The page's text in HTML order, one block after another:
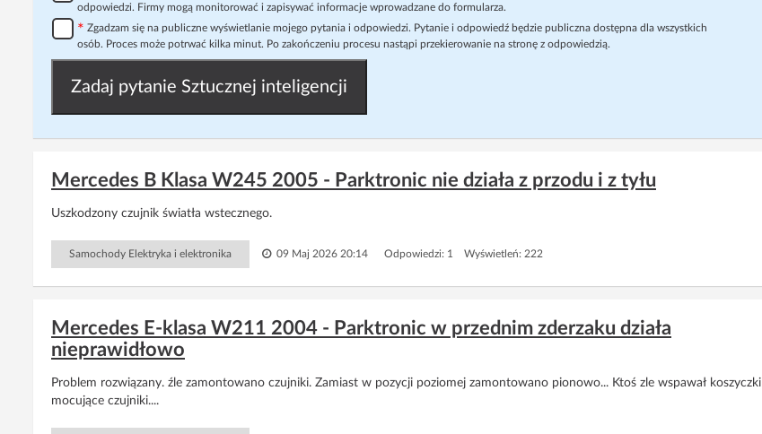
odpowiedzi. Firmy mogą monitorować i zapisywać informacje wprowadzane do formularza.
* Zgadzam się na publiczne wyświetlanie mojego pytania i odpowiedzi. Pytanie i odpowiedź będzie publiczna dostępna dla wszystkich
osób. Proces może potrwać kilka minut. Po zakończeniu procesu nastąpi przekierowanie na stronę z odpowiedzią.
Zadaj pytanie Sztucznej inteligencji
Mercedes B Klasa W245 2005 - Parktronic nie działa z przodu i z tyłu
Uszkodzony czujnik światła wstecznego.
Samochody Elektryka i elektronika 09 Maj 2026 20:14 Odpowiedzi: 1 Wyświetleń: 222
Mercedes E-klasa W211 2004 - Parktronic w przednim zderzaku działa
nieprawidłowo
Problem rozwiązany. źle zamontowano czujniki. Zamiast w pozycji poziomej zamontowano pionowo... Ktoś zle wspawał koszyczki
mocujące czujniki....